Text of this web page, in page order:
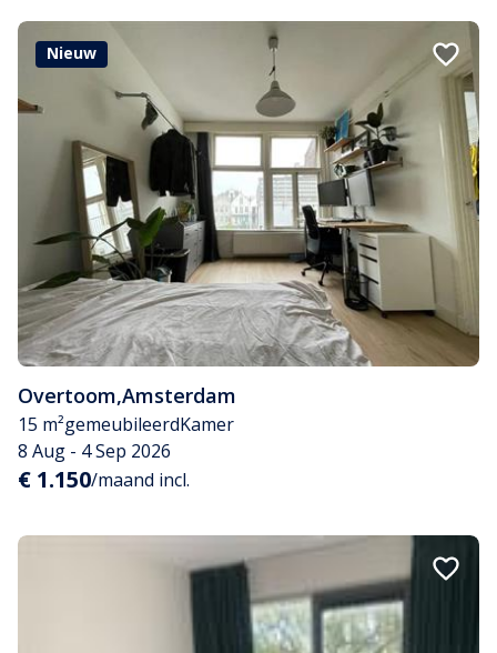
Nieuw
Overtoom,Amsterdam
15 m²gemeubileerdKamer
8 Aug - 4 Sep 2026
€ 1.150/maand incl.